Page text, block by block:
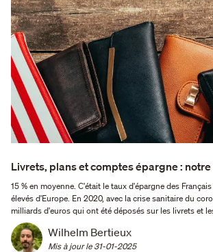
Livrets, plans et comptes épargne :
15 % en moyenne. C'était le taux d'épargne des
élevés d'Europe. En 2020, avec la crise sanitaire du coronavirus, ce sont 100
milliards d'euros qui ont été déposés sur les livrets et
tout au long de l'année par les contribuables ! La clé du
des produits présents sur le …
Wilhelm Bertieux
Mis à jour le 31-01-2025